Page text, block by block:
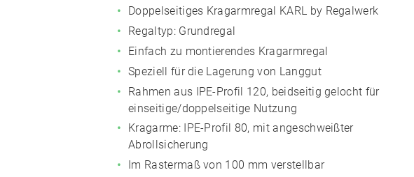
Doppelseitiges Kragarmregal KARL by Regalwerk
Regaltyp: Grundregal
Einfach zu montierendes Kragarmregal
Speziell für die Lagerung von Langgut
Rahmen aus IPE-Profil 120, beidseitig gelocht für
einseitige/doppelseitige Nutzung
Kragarme: IPE-Profil 80, mit angeschweißter
Abrollsicherung
Im Rastermaß von 100 mm verstellbar